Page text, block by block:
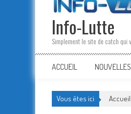
Info-Lutte
Simplement le site de catch qui
ACCUEIL NOUVELLES
Vous êtes ici Accueil